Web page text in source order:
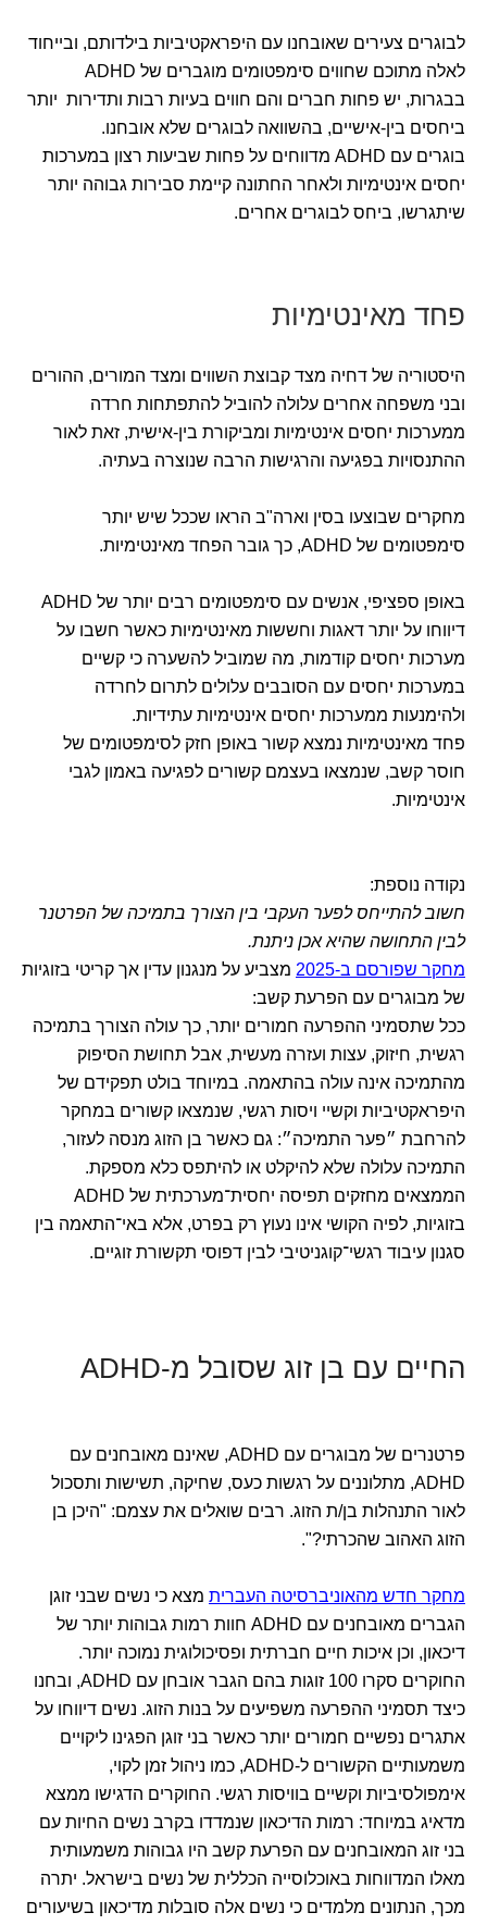
לבוגרים צעירים שאובחנו עם היפראקטיביות בילדותם, ובייחוד
לאלה מתוכם שחווים סימפטומים מוגברים של ADHD
בבגרות, יש פחות חברים והם חווים בעיות רבות ותדירות יותר
ביחסים בין-אישיים, בהשוואה לבוגרים שלא אובחנו.
בוגרים עם ADHD מדווחים על פחות שביעות רצון במערכות
יחסים אינטימיות ולאחר החתונה קיימת סבירות גבוהה יותר
שיתגרשו, ביחס לבוגרים אחרים.
פחד מאינטימיות
היסטוריה של דחיה מצד קבוצת השווים ומצד המורים, ההורים
ובני משפחה אחרים עלולה להוביל להתפתחות חרדה
ממערכות יחסים אינטימיות ומביקורת בין-אישית, זאת לאור
ההתנסויות בפגיעה והרגישות הרבה שנוצרה בעתיה.
מחקרים שבוצעו בסין וארה"ב הראו שככל שיש יותר
סימפטומים של ADHD, כך גובר הפחד מאינטימיות.
באופן ספציפי, אנשים עם סימפטומים רבים יותר של ADHD
דיווחו על יותר דאגות וחששות מאינטימיות כאשר חשבו על
מערכות יחסים קודמות, מה שמוביל להשערה כי קשיים
במערכות יחסים עם הסובבים עלולים לתרום לחרדה
ולהימנעות ממערכות יחסים אינטימיות עתידיות.
פחד מאינטימיות נמצא קשור באופן חזק לסימפטומים של
חוסר קשב, שנמצאו בעצמם קשורים לפגיעה באמון לגבי
אינטימיות.
נקודה נוספת:
חשוב להתייחס לפער העקבי בין הצורך בתמיכה של הפרטנר
לבין התחושה שהיא אכן ניתנת.
מחקר שפורסם ב-2025
מצביע על מנגנון עדין אך קריטי בזוגיות
של מבוגרים עם הפרעת קשב:
ככל שתסמיני ההפרעה חמורים יותר, כך עולה הצורך בתמיכה
רגשית, חיזוק, עצות ועזרה מעשית, אבל תחושת הסיפוק
מהתמיכה אינה עולה בהתאמה. במיוחד בולט תפקידם של
היפראקטיביות וקשיי ויסות רגשי, שנמצאו קשורים במחקר
להרחבת ״פער התמיכה״: גם כאשר בן הזוג מנסה לעזור,
התמיכה עלולה שלא להיקלט או להיתפס כלא מספקת.
הממצאים מחזקים תפיסה יחסית־מערכתית של ADHD
בזוגיות, לפיה הקושי אינו נעוץ רק בפרט, אלא באי־התאמה בין
סגנון עיבוד רגשי־קוגניטיבי לבין דפוסי תקשורת זוגיים.
החיים עם בן זוג שסובל מ-ADHD
פרטנרים של מבוגרים עם ADHD, שאינם מאובחנים עם
ADHD, מתלוננים על רגשות כעס, שחיקה, תשישות ותסכול
לאור התנהלות בן/ת הזוג. רבים שואלים את עצמם: "היכן בן
הזוג האהוב שהכרתי?".
מחקר חדש מהאוניברסיטה העברית מצא כי נשים שבני זוגן
הגברים מאובחנים עם ADHD חוות רמות גבוהות יותר של
דיכאון, וכן איכות חיים חברתית ופסיכולוגית נמוכה יותר.
החוקרים סקרו 100 זוגות בהם הגבר אובחן עם ADHD, ובחנו
כיצד תסמיני ההפרעה משפיעים על בנות הזוג. נשים דיווחו על
אתגרים נפשיים חמורים יותר כאשר בני זוגן הפגינו ליקויים
משמעותיים הקשורים ל-ADHD, כמו ניהול זמן לקוי,
אימפולסיביות וקשיים בוויסות רגשי. החוקרים הדגישו ממצא
מדאיג במיוחד: רמות הדיכאון שנמדדו בקרב נשים החיות עם
בני זוג המאובחנים עם הפרעת קשב היו גבוהות משמעותית
מאלו המדווחות באוכלוסייה הכללית של נשים בישראל. יתרה
מכך, הנתונים מלמדים כי נשים אלה סובלות מדיכאון בשיעורים